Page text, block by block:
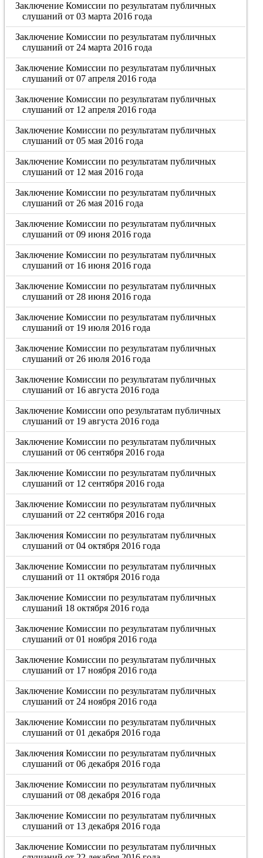
Заключение Комиссии по результатам публичных
слушаний от 03 марта 2016 года
Заключение Комиссии по результатам публичных
слушаний от 24 марта 2016 года
Заключение Комиссии по результатам публичных
слушаний от 07 апреля 2016 года
Заключение Комиссии по результатам публичных
слушаний от 12 апреля 2016 года
Заключение Комиссии по результатам публичных
слушаний от 05 мая 2016 года
Заключение Комиссии по результатам публичных
слушаний от 12 мая 2016 года
Заключение Комиссии по результатам публичных
слушаний от 26 мая 2016 года
Заключение Комиссии по результатам публичных
слушаний от 09 июня 2016 года
Заключение Комиссии по результатам публичных
слушаний от 16 июня 2016 года
Заключение Комиссии по результатам публичных
слушаний от 28 июня 2016 года
Заключение Комиссии по результатам публичных
слушаний от 19 июля 2016 года
Заключение Комиссии по результатам публичных
слушаний от 26 июля 2016 года
Заключение Комиссии по результатам публичных
слушаний от 16 августа 2016 года
Заключение Комиссии опо результатам публичных
слушаний от 19 августа 2016 года
Заключение Комиссии по результатам публичных
слушаний от 06 сентября 2016 года
Заключение Комиссии по результатам публичных
слушаний от 12 сентября 2016 года
Заключение Комиссии по результатам публичных
слушаний от 22 сентября 2016 года
Заключения Комиссии по результатам публичных
слушаний от 04 октября 2016 года
Заключение Комиссии по результатам публичных
слушаний от 11 октября 2016 года
Заключение Комиссии по результатам публичных
слушаний 18 октября 2016 года
Заключение Комиссии по результатам публичных
слушаний от 01 ноября 2016 года
Заключение Комиссии по результатам публичных
слушаний от 17 ноября 2016 года
Заключение Комиссии по результатам публичных
слушаний от 24 ноября 2016 года
Заключение Комиссии по результатам публичных
слушаний от 01 декабря 2016 года
Заключения Комиссии по результатам публичных
слушаний от 06 декабря 2016 года
Заключение Комиссии по результатам публичных
слушаний от 08 декабря 2016 года
Заключение Комиссии по результатам публичных
слушаний от 13 декабря 2016 года
Заключение Комиссии по результатам публичных